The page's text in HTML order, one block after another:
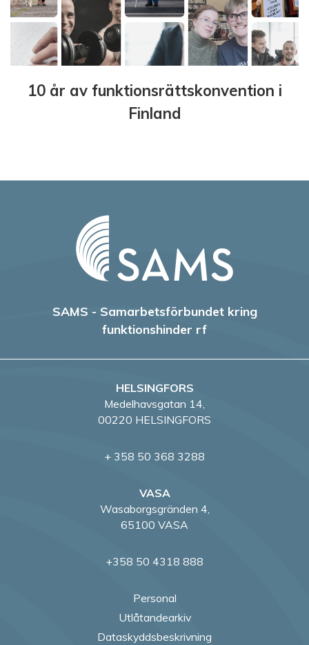
10 år av funktionsrättskonvention i
Finland
SAMS - Samarbetsförbundet kring
funktionshinder rf
HELSINGFORS
Medelhavsgatan 14,
00220 HELSINGFORS
+ 358 50 368 3288
VASA
Wasaborgsgränden 4,
65100 VASA
+358 50 4318 888
Personal
Utlåtandearkiv
Dataskyddsbeskrivning